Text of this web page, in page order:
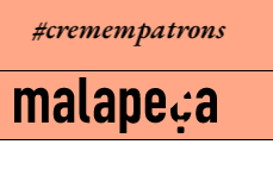
#cremempatrons